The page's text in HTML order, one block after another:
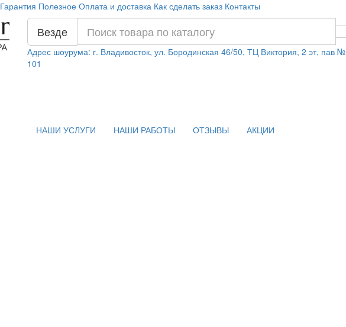
Гарантия Полезное Оплата и доставка Как сделать заказ Контакты
Везде
Адрес шоурума: г. Владивосток, ул. Бородинская 46/50, ТЦ Виктория, 2 эт, пав №
101
НАШИ УСЛУГИ НАШИ РАБОТЫ ОТЗЫВЫ АКЦИИ